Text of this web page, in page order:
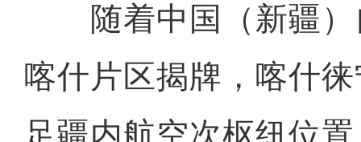
随着中国（新疆）
喀什片区揭牌，喀什
足疆内航空次枢纽位